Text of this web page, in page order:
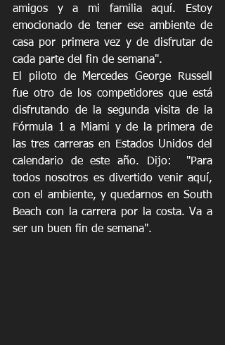
amigos y a mi familia aquí. Estoy
emocionado de tener ese ambiente de
casa por primera vez y de disfrutar de
cada parte del fin de semana".
El piloto de Mercedes George Russell
fue otro de los competidores que está
disfrutando de la segunda visita de la
Fórmula 1 a Miami y de la primera de
las tres carreras en Estados Unidos del
calendario de este año. Dijo:  "Para
todos nosotros es divertido venir aquí,
con el ambiente, y quedarnos en South
Beach con la carrera por la costa. Va a
ser un buen fin de semana".